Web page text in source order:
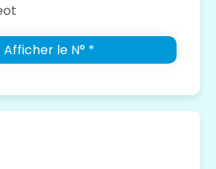
le N° *